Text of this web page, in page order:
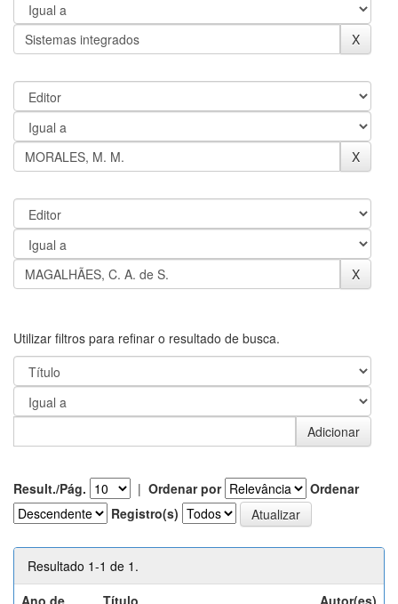
Utilizar filtros para refinar o resultado de busca.
Result./Pág. | Ordenar por
Ordenar
Registro(s)
Resultado 1-1 de 1.
Ano de
Título Autor(es)